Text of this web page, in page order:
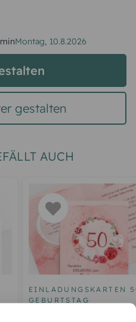
Montag, 10.8.2026
gestalten
AUCH
EINLADUNGSKARTEN
GEBURTSTAG